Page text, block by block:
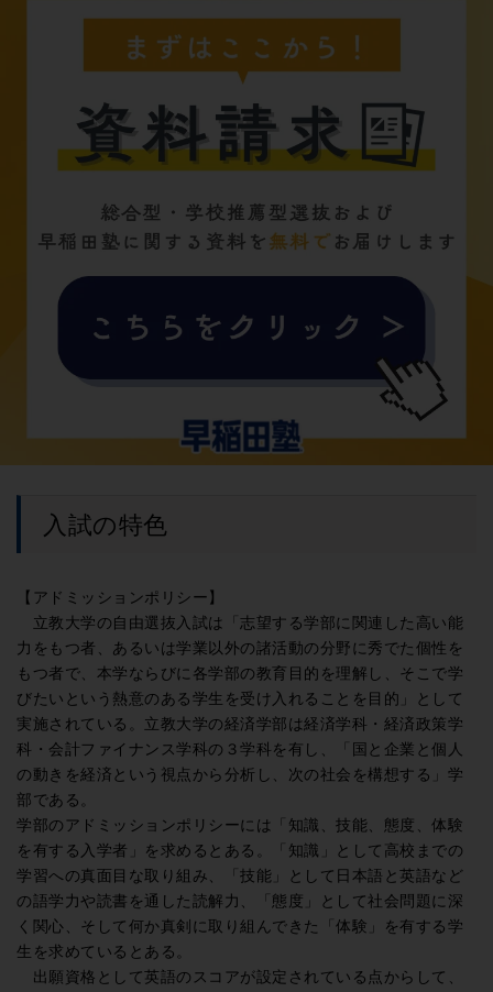
入試の特色
【アドミッションポリシー】
立教大学の自由選抜入試は「志望する学部に関連した高い能
力をもつ者、あるいは学業以外の諸活動の分野に秀でた個性を
もつ者で、本学ならびに各学部の教育目的を理解し、そこで学
びたいという熱意のある学生を受け入れることを目的」として
実施されている。立教大学の経済学部は経済学科・経済政策学
科・会計ファイナンス学科の３学科を有し、「国と企業と個人
の動きを経済という視点から分析し、次の社会を構想する」学
部である。
学部のアドミッションポリシーには「知識、技能、態度、体験
を有する入学者」を求めるとある。「知識」として高校までの
学習への真面目な取り組み、「技能」として日本語と英語など
の語学力や読書を通した読解力、「態度」として社会問題に深
く関心、そして何か真剣に取り組んできた「体験」を有する学
生を求めているとある。
出願資格として英語のスコアが設定されている点からして、